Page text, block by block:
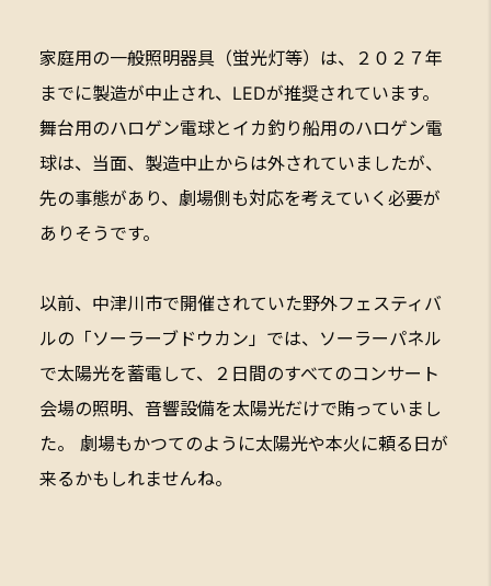
家庭用の一般照明器具（蛍光灯等）は、２０２７年
までに製造が中止され、LEDが推奨されています。
舞台用のハロゲン電球とイカ釣り船用のハロゲン電
球は、当面、製造中止からは外されていましたが、
先の事態があり、劇場側も対応を考えていく必要が
ありそうです。
以前、中津川市で開催されていた野外フェスティバ
ルの「ソーラーブドウカン」では、ソーラーパネル
で太陽光を蓄電して、２日間のすべてのコンサート
会場の照明、音響設備を太陽光だけで賄っていまし
た。 劇場もかつてのように太陽光や本火に頼る日が
来るかもしれませんね。